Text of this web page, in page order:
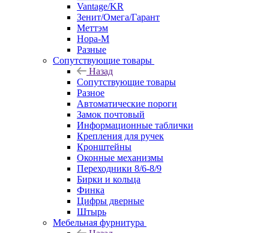
Vantage/KR
Зенит/Омега/Гарант
Меттэм
Нора-М
Разные
Сопутствующие товары
Назад
Сопутствующие товары
Разное
Автоматические пороги
Замок почтовый
Информационные таблички
Крепления для ручек
Кронштейны
Оконные механизмы
Переходники 8/6-8/9
Бирки и кольца
Финка
Цифры дверные
Штырь
Мебельная фурнитура